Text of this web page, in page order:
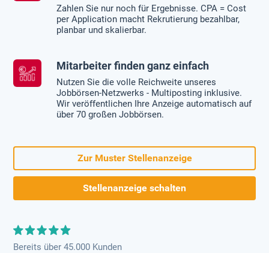
Zahlen Sie nur noch für Ergebnisse. CPA = Cost
per Application macht Rekrutierung bezahlbar,
planbar und skalierbar.
Mitarbeiter finden ganz einfach
Nutzen Sie die volle Reichweite unseres
Jobbörsen-Netzwerks - Multiposting inklusive.
Wir veröffentlichen Ihre Anzeige automatisch auf
über 70 großen Jobbörsen.
Zur Muster Stellenanzeige
Stellenanzeige schalten
Bereits über 45.000 Kunden